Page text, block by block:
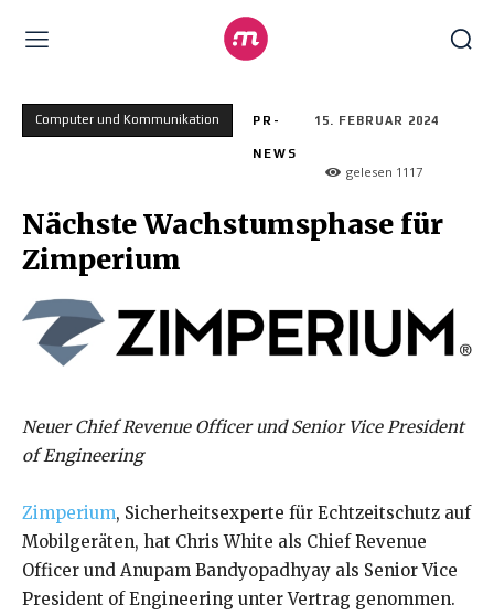
Computer und Kommunikation PR-
NEWS
15. FEBRUAR 2024
gelesen 1117
Nächste Wachstumsphase für
Zimperium
Neuer Chief Revenue Officer und Senior Vice President
of Engineering
Zimperium, Sicherheitsexperte für Echtzeitschutz auf
Mobilgeräten, hat Chris White als Chief Revenue
Officer und Anupam Bandyopadhyay als Senior Vice
President of Engineering unter Vertrag genommen.